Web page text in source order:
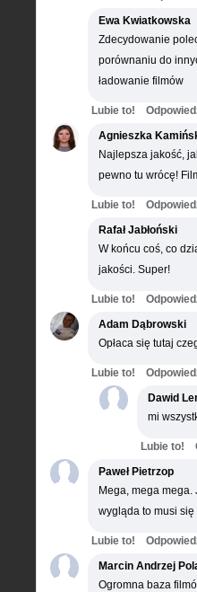
Ewa Kwiatkowska
Zdecydowanie
porównaniu do
ładowanie filmów
Lubie to!
Agnieszka
Najlepsza jakość,
pewno tu wrócę!
Lubie to!
Rafał Jabłoński
W końcu coś, co
jakości. Super!
Lubie to!
Adam Dąbrowski
Opłaca się tutaj
Lubie to!
Dawid
mi
Lubie to!
Paweł Pietrzop
Mega, mega
wygląda to musi się
Lubie to!
Marcin Andrzej
Ogromna baza